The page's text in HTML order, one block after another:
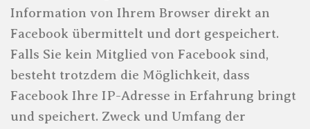
Information von Ihrem Browser direkt an
Facebook übermittelt und dort gespeichert.
Falls Sie kein Mitglied von Facebook sind,
besteht trotzdem die Möglichkeit, dass
Facebook Ihre IP-Adresse in Erfahrung bringt
und speichert. Zweck und Umfang der